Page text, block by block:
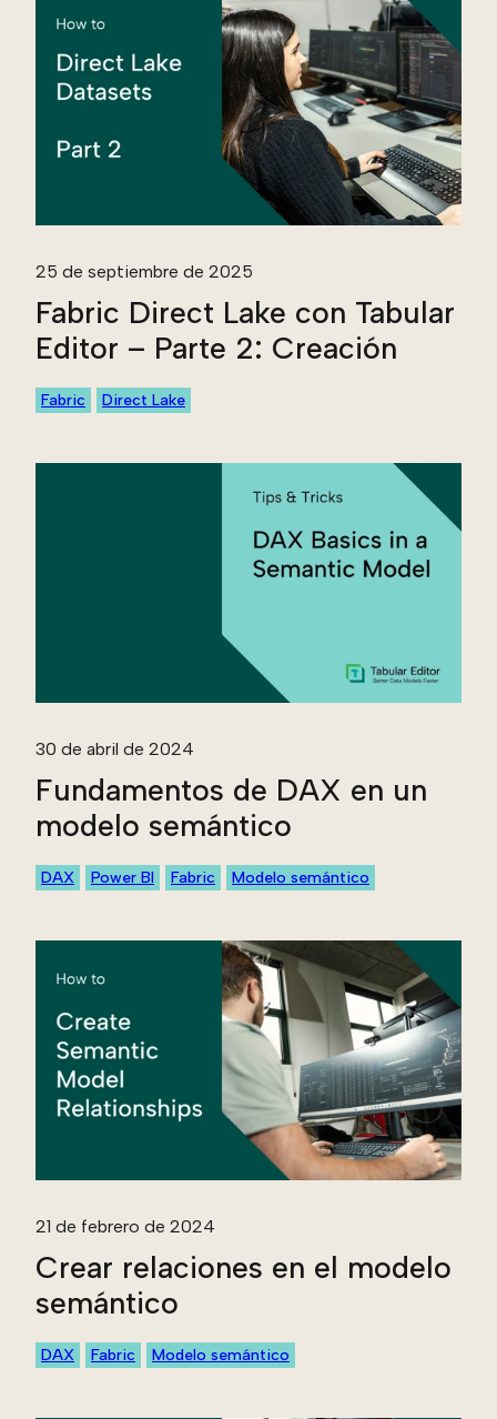
25 de septiembre de 2025
Fabric Direct Lake con Tabular
Editor – Parte 2: Creación
Fabric Direct Lake
30 de abril de 2024
Fundamentos de DAX en un
modelo semántico
DAX Power BI Fabric Modelo semántico
21 de febrero de 2024
Crear relaciones en el modelo
semántico
DAX Fabric Modelo semántico